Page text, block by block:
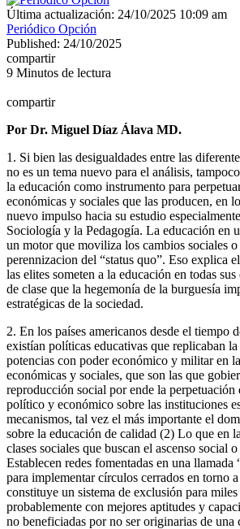
Última actualización: 24/10/2025 10:09 am
Periódico Opción
Published: 24/10/2025
compartir
9 Minutos de lectura
compartir
Por Dr. Miguel Díaz Álava MD.
1. Si bien las desigualdades entre las
no es un tema nuevo para el análisis,
la educación como instrumento para
económicas y sociales que las producen, en
nuevo impulso hacia su estudio
Sociología y la Pedagogía. La educación en
un motor que moviliza los cambios sociales
perennizacion del “status quo”. Eso explica
las elites someten a la educación en todas
de clase que la hegemonía de la burguesía
estratégicas de la sociedad.
2. En los países americanos desde el tiempo
existían políticas educativas que replicaban
potencias con poder económico y militar en
económicas y sociales, que son las que
reproducción social por ende la
político y económico sobre las instituciones
mecanismos, tal vez el más importante el
sobre la educación de calidad (2) Lo que en
clases sociales que buscan el ascenso social
Establecen redes fomentadas en una llamada
para implementar círculos cerrados en torno
constituye un sistema de exclusión para miles
probablemente con mejores aptitudes y
no beneficiadas por no ser originarias de una